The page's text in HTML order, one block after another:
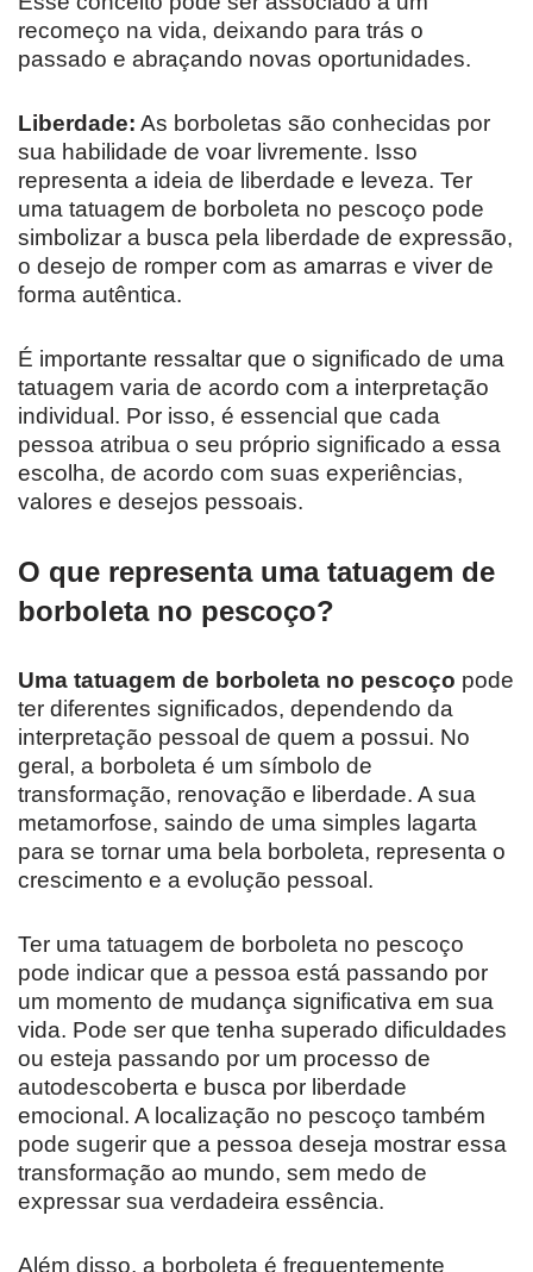
recomeço na vida, deixando para trás o
passado e abraçando novas oportunidades.
Liberdade: As borboletas são conhecidas por
sua habilidade de voar livremente. Isso
representa a ideia de liberdade e leveza. Ter
uma tatuagem de borboleta no pescoço pode
simbolizar a busca pela liberdade de expressão,
o desejo de romper com as amarras e viver de
forma autêntica.
É importante ressaltar que o significado de uma
tatuagem varia de acordo com a interpretação
individual. Por isso, é essencial que cada
pessoa atribua o seu próprio significado a essa
escolha, de acordo com suas experiências,
valores e desejos pessoais.
O que representa uma tatuagem de
borboleta no pescoço?
Uma tatuagem de borboleta no pescoço pode
ter diferentes significados, dependendo da
interpretação pessoal de quem a possui. No
geral, a borboleta é um símbolo de
transformação, renovação e liberdade. A sua
metamorfose, saindo de uma simples lagarta
para se tornar uma bela borboleta, representa o
crescimento e a evolução pessoal.
Ter uma tatuagem de borboleta no pescoço
pode indicar que a pessoa está passando por
um momento de mudança significativa em sua
vida. Pode ser que tenha superado dificuldades
ou esteja passando por um processo de
autodescoberta e busca por liberdade
emocional. A localização no pescoço também
pode sugerir que a pessoa deseja mostrar essa
transformação ao mundo, sem medo de
expressar sua verdadeira essência.
Além disso, a borboleta é frequentemente